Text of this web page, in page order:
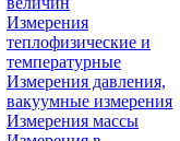
Измерения
теплофизические и
температурные
Измерения давления,
вакуумные измерения
Измерения массы